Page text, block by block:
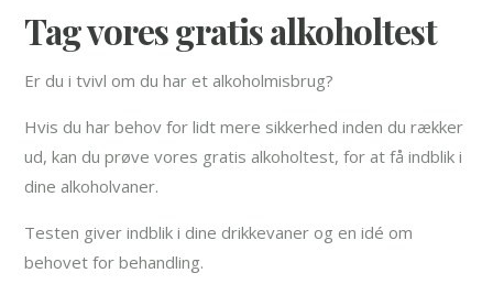
Tag vores gratis alkoholtest
Er du i tvivl om du har et alkoholmisbrug?
Hvis du har behov for lidt mere sikkerhed inden du rækker
ud, kan du prøve vores gratis alkoholtest, for at få indblik i
dine alkoholvaner.
Testen giver indblik i dine drikkevaner og en idé om
behovet for behandling.